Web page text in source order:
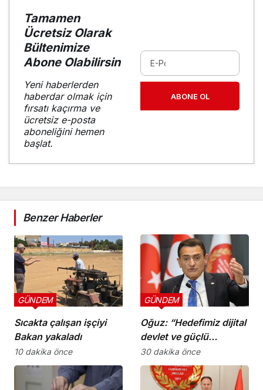
Tamamen
Ücretsiz Olarak
Bültenimize
Abone Olabilirsin
Yeni haberlerden
haberdar olmak için
fırsatı kaçırma ve
ücretsiz e-posta
aboneliğini hemen
başlat.
ABONE OL
Benzer Haberler
Sıcakta çalışan işçiyi
Bakan yakaladı
GÜNDEM
10 dakika önce
Oğuz: “Hedefimiz dijital
devlet ve güçlü
kurumlar”
GÜNDEM
30 dakika önce